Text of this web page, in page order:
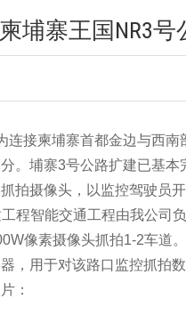
柬埔寨王国NR3号
接柬埔寨首都金边与西南
。 埔寨3号公路扩建已基本
拍摄像头，以监控驾驶员
程智能交通工程由我公司
像素摄像头抓拍1-2车道
，用于对该路口监控抓拍数
：